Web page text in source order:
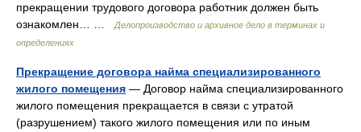
прекращении трудового договора работник должен быть
ознакомлен… …
Делопроизводство и архивное дело в терминах и
определениях
Прекращение договора найма специализированного
жилого помещения — Договор найма специализированного
жилого помещения прекращается в связи с утратой
(разрушением) такого жилого помещения или по иным